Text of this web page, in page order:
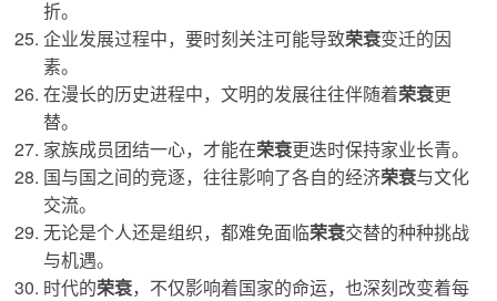
折。
企业发展过程中，要时刻关注可能导致荣衰变迁的因
素。
在漫长的历史进程中，文明的发展往往伴随着荣衰更
替。
家族成员团结一心，才能在荣衰更迭时保持家业长青。
国与国之间的竞逐，往往影响了各自的经济荣衰与文化
交流。
无论是个人还是组织，都难免面临荣衰交替的种种挑战
与机遇。
时代的荣衰，不仅影响着国家的命运，也深刻改变着每